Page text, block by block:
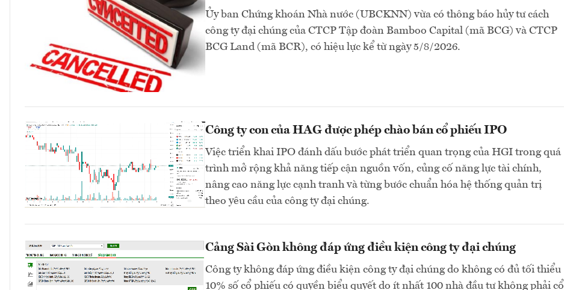
Ủy ban Chứng khoán Nhà nước (UBCKNN) vừa có thông báo hủy tư cách
công ty đại chúng của CTCP Tập đoàn Bamboo Capital (mã BCG) và CTCP
BCG Land (mã BCR), có hiệu lực kể từ ngày 5/8/2026.
Công ty con của HAG được phép chào bán cổ phiếu IPO
Việc triển khai IPO đánh dấu bước phát triển quan trọng của HGI trong quá
trình mở rộng khả năng tiếp cận nguồn vốn, củng cố năng lực tài chính,
nâng cao năng lực cạnh tranh và từng bước chuẩn hóa hệ thống quản trị
theo yêu cầu của công ty đại chúng.
Cảng Sài Gòn không đáp ứng điều kiện công ty đại chúng
Công ty không đáp ứng điều kiện công ty đại chúng do không có đủ tối thiểu
10% số cổ phiếu có quyền biểu quyết do ít nhất 100 nhà đầu tư không phải cổ